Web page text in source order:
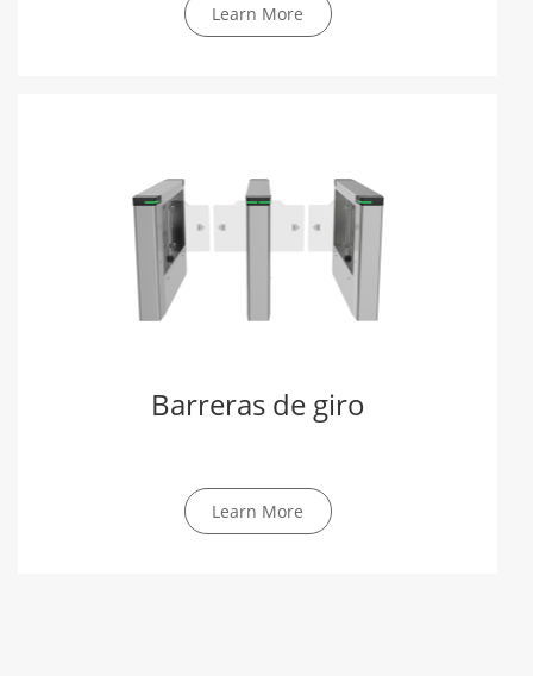
Learn More
Barreras de giro
Learn More